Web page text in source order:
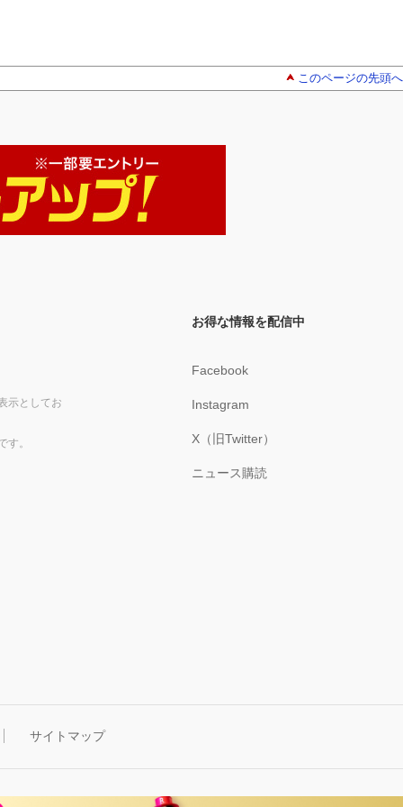
このページの先頭へ
示としてお
す。
お得な情報を配信中
Facebook
Instagram
X（旧Twitter）
ニュース購読
サイトマップ